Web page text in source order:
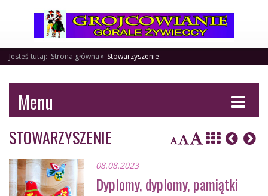
Jesteś tutaj: Strona główna Stowarzyszenie
Menu
STOWARZYSZENIE
08.08.2023
Dyplomy, dyplomy, pamiątki